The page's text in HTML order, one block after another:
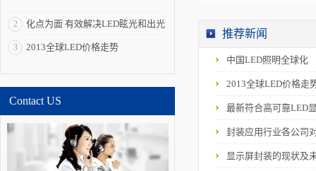
应，被全球多个国家
业。“LED照明是一个
环”。 在与发达国
合作计划，中国半导
体照明国家重点实验
室在荷兰代尔夫特大
学建立海外研发实体
机构“国际开放创新中
2 化点为面 有效解决LED眩光和出光
效率低问题
3 2013全球LED价格走势
Contact US
推荐新闻
中国LED照明全球化
2013全球LED价格走
最新符合高可靠LED
封装应用行业各公司
显示屏封装的现状及